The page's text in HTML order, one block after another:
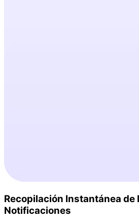
Recopilación Instantánea de
Notificaciones